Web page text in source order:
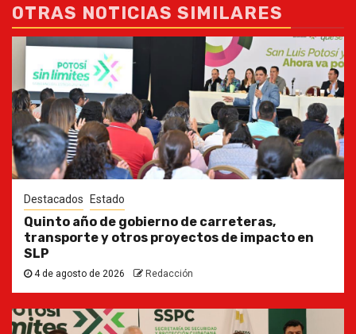
OTRAS NOTICIAS SIMILARES
Destacados Estado
Quinto año de gobierno de carreteras,
transporte y otros proyectos de impacto en
SLP
4 de agosto de 2026 Redacción